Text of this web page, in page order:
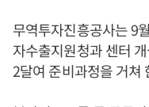
무역투자진흥공사는 9
자수출지원청과 센터
2달여 준비과정을 거쳐